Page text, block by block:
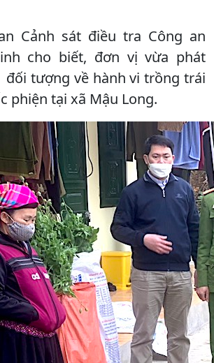
Cảnh sát điều tra Công an
cho biết, đơn vị vừa phát
đối tượng về hành vi trồng trái
phiện tại xã Mậu Long.